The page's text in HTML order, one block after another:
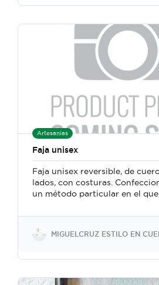
Artesanías
Faja unisex
Faja unisex reversible, de
lados, con costuras.
un método particular en el
talabartería tradicional
MIGUELCRUZ ESTILO EN